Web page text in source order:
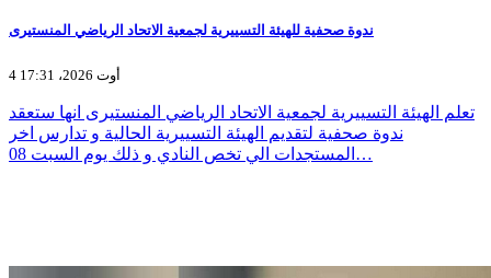
ندوة صحفية للهيئة التسييرية لجمعية الاتحاد الرياضي المنستيرى
4 أوت 2026، 17:31
تعلم الهيئة التسييرية لجمعية الاتحاد الرياضي المنستيرى انها ستعقد
ندوة صحفية لتقديم الهيئة التسييرية الحالية و تدارس اخر
المستجدات الي تخص النادي و ذلك يوم السبت 08…